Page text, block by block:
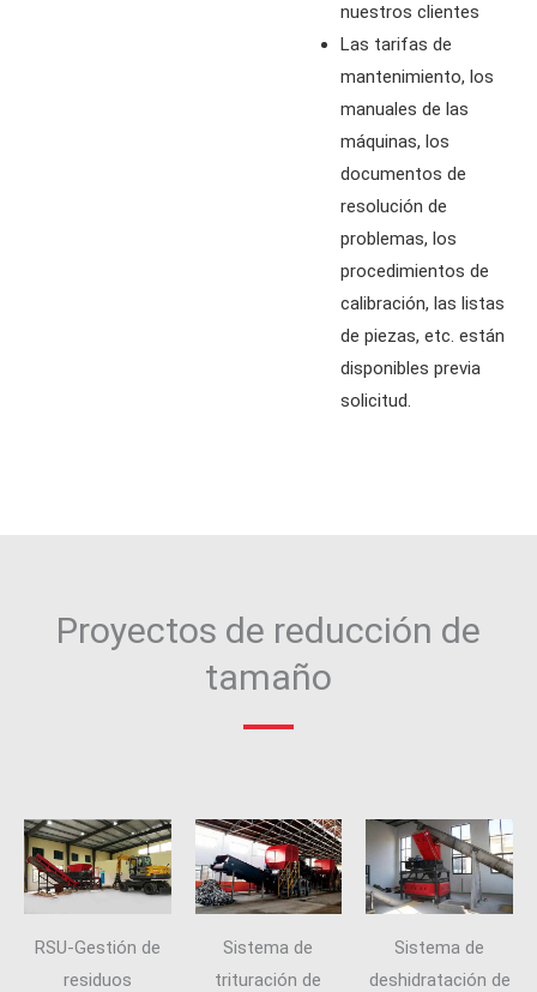
nuestros clientes
Las tarifas de
mantenimiento, los
manuales de las
máquinas, los
documentos de
resolución de
problemas, los
procedimientos de
calibración, las listas
de piezas, etc. están
disponibles previa
solicitud.
Proyectos de reducción de
tamaño
RSU-Gestión de
residuos
Sistema de
trituración de
Sistema de
deshidratación de